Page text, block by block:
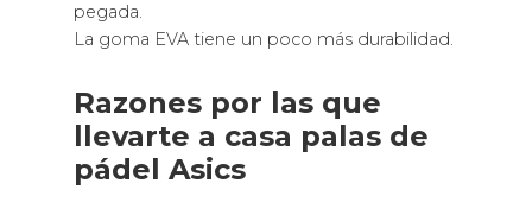
pegada.
La goma EVA tiene un poco más durabilidad.
Razones por las que
llevarte a casa palas de
pádel Asics